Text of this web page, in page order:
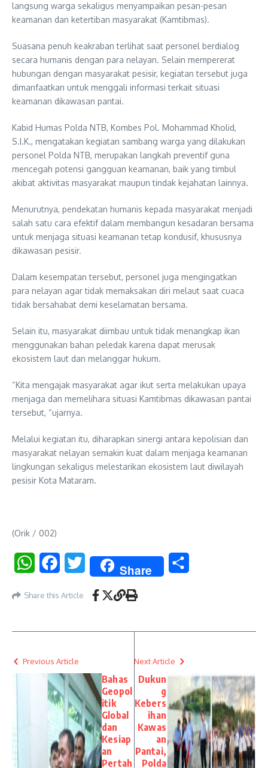
langsung warga sekaligus menyampaikan pesan-pesan
keamanan dan ketertiban masyarakat (Kamtibmas).
Suasana penuh keakraban terlihat saat personel berdialog
secara humanis dengan para nelayan. Selain mempererat
hubungan dengan masyarakat pesisir, kegiatan tersebut juga
dimanfaatkan untuk menggali informasi terkait situasi
keamanan dikawasan pantai.
Kabid Humas Polda NTB, Kombes Pol. Mohammad Kholid,
S.I.K., mengatakan kegiatan sambang warga yang dilakukan
personel Polda NTB, merupakan langkah preventif guna
mencegah potensi gangguan keamanan, baik yang timbul
akibat aktivitas masyarakat maupun tindak kejahatan lainnya.
Menurutnya, pendekatan humanis kepada masyarakat menjadi
salah satu cara efektif dalam membangun kesadaran bersama
untuk menjaga situasi keamanan tetap kondusif, khususnya
dikawasan pesisir.
Dalam kesempatan tersebut, personel juga mengingatkan
para nelayan agar tidak memaksakan diri melaut saat cuaca
tidak bersahabat demi keselamatan bersama.
Selain itu, masyarakat diimbau untuk tidak menangkap ikan
menggunakan bahan peledak karena dapat merusak
ekosistem laut dan melanggar hukum.
“Kita mengajak masyarakat agar ikut serta melakukan upaya
menjaga dan memelihara situasi Kamtibmas dikawasan pantai
tersebut, “ujarnya.
Melalui kegiatan itu, diharapkan sinergi antara kepolisian dan
masyarakat nelayan semakin kuat dalam menjaga keamanan
lingkungan sekaligus melestarikan ekosistem laut diwilayah
pesisir Kota Mataram.
(Orik / 002)
WhatsAppFacebookTwitter Share
Share this Article
Previous Article
Bahas
Geopol
itik
Global
dan
Kesiap
an
Pertah
Next Article
Dukun
g
Kebers
ihan
Kawas
an
Pantai,
Polda